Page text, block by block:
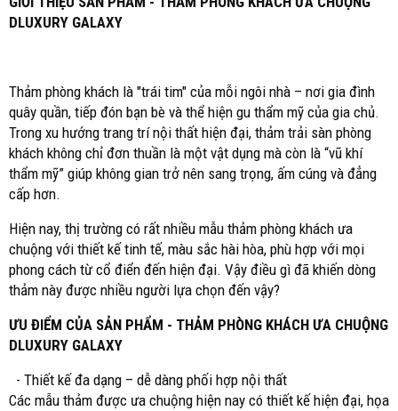
DLUXURY GALAXY
Thảm phòng khách là "trái tim" của mỗi ngôi nhà – nơi gia đình
quây quần, tiếp đón bạn bè và thể hiện gu thẩm mỹ của gia chủ.
Trong xu hướng trang trí nội thất hiện đại, thảm trải sàn phòng
khách không chỉ đơn thuần là một vật dụng mà còn là “vũ khí
thẩm mỹ” giúp không gian trở nên sang trọng, ấm cúng và đẳng
cấp hơn.
Hiện nay, thị trường có rất nhiều mẫu thảm phòng khách ưa
chuộng với thiết kế tinh tế, màu sắc hài hòa, phù hợp với mọi
phong cách từ cổ điển đến hiện đại. Vậy điều gì đã khiến dòng
thảm này được nhiều người lựa chọn đến vậy?
ƯU ĐIỂM CỦA SẢN PHẨM - THẢM PHÒNG KHÁCH ƯA CHUỘNG
DLUXURY GALAXY
- Thiết kế đa dạng – dễ dàng phối hợp nội thất
Các mẫu thảm được ưa chuộng hiện nay có thiết kế hiện đại, họa